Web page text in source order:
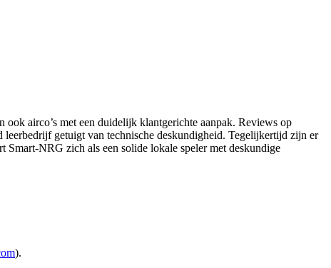
airco’s met een duidelijk klantgerichte aanpak. Reviews op
getuigt van technische deskundigheid. Tegelijkertijd zijn er
Smart‑NRG zich als een solide lokale speler met deskundige
).